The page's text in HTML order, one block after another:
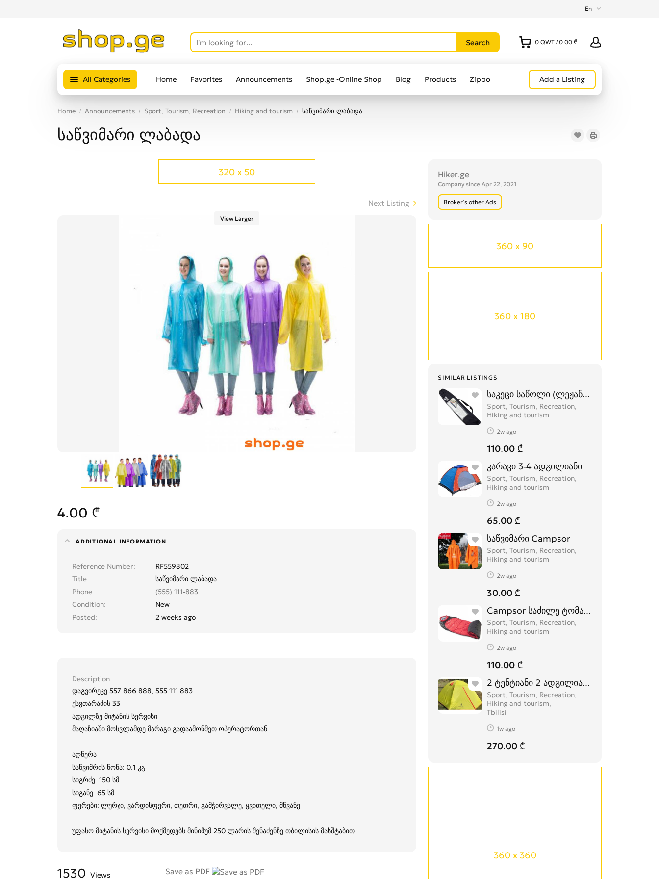
En
0 QWT / 0.00 ₾
All Categories Home Favorites Announcements Shop.ge -Online Shop Blog Products Zippo Add a Listing
Home Announcements Sport, Tourism, Recreation Hiking and tourism საწვიმარი ლაბადა
საწვიმარი ლაბადა
Hiker.ge
Company since Apr 22, 2021
Broker’s other Ads
360 x 90
360 x 180
SIMILAR LISTINGS
საკეცი საწოლი (ლეჟანკა) გასაშლელი
Sport, Tourism, Recreation,
Hiking and tourism
2w ago
110.00 ₾
კარავი 3-4 ადგილიანი
Sport, Tourism, Recreation,
Hiking and tourism
2w ago
65.00 ₾
საწვიმარი Campsor
Sport, Tourism, Recreation,
Hiking and tourism
2w ago
30.00 ₾
Campsor საძილე ტომარა -14 ºc
Sport, Tourism, Recreation,
Hiking and tourism
2w ago
110.00 ₾
2 ტენტიანი 2 ადგილიანი HASKY karavi
Sport, Tourism, Recreation,
Hiking and tourism
Tbilisi
1w ago
270.00 ₾
360 x 360
320 x 50
Next Listing
View Larger
4.00 ₾
ADDITIONAL INFORMATION
Reference Number
RF559802
Title
საწვიმარი ლაბადა
Phone
(555) 111-883
Condition
New
Posted
2 weeks ago
Description
დაგვირეკე 557 866 888; 555 111 883
ქავთარაძის 33
ადგილზე მიტანის სერვისი
მაღაზიაში მოსვლამდე მარაგი გადაამოწმეთ ოპერატორთან
აღწერა
საწვიმრის წონა: 0.1 კგ
სიგრძე: 150 სმ
სიგანე: 65 სმ
ფერები: ლურჯი, ვარდისფერი, თეთრი, გამჭირვალე, ყვითელი, მწვანე
უფასო მიტანის სერვისი მოქმედებს მინიმუმ 250 ლარის შენაძენზე თბილისის მასშტაბით
Save as PDF
1530 Views